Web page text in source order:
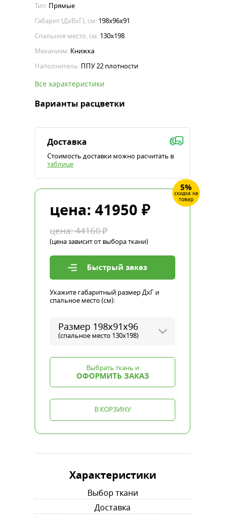
Тип: Прямые
Габарит (ДхВхГ), см: 198х96х91
Спальное место, см: 130x198
Механизм: Книжка
Наполнитель: ППУ 22 плотности
Все характеристики
Варианты расцветки
Доставка
Стоимость доставки можно расчитать в
таблице
5%
скидка на
товар
цена: 41950 ₽
цена:44160₽
(цена зависит от выбора ткани)
Быстрый заказ
Укажите габаритный размер ДхГ и
спальное место (см):
Размер 198х91х96
(спальное место 130x198)
Выбрать ткань и
ОФОРМИТЬ ЗАКАЗ
В КОРЗИНУ
Характеристики
Выбор ткани
Доставка